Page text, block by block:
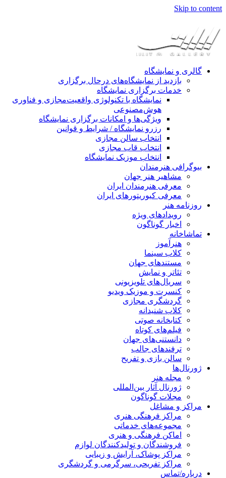
Skip to content
گالری و نمایشگاه
بازدید از نمایشگاه‌های درحال برگزاری
خدمات برگزاری نمایشگاه
نمایشگاه با تکنولوژی واقعیت‌مجازی و فناوری
هوش‌مصنوعی
ویژگی‌ها و امکانات برگزاری نمایشگاه
رزرو نمایشگاه / شرایط و قوانین
انتخاب سالن مجازی
انتخاب قاب مجازی
انتخاب موزیک نمایشگاه
بیوگرافی هنرمندان
مشاهیر هنر جهان
معرفی هنرمندان ایران
معرفی کیوریتورهای ایران
روزنامه هنر
رویدادهای ویژه
اخبار گوناگون
تماشاخانه
هنرآموز
کلاب سینما
مستندهای جهان
تئاتر و نمایش
سریال‌های تلویزیونی
کنسرت و موزیک ویدیو
گردشگری مجازی
کلاب شنیدانه
کتابخانه صوتی
فیلم‌های کوتاه
دانستنی‌های جهان
ترفندهای جالب
سالن بازی و تفریح
ژورنال‌ها
مجله هنر
ژورنال آثار بین‌المللی
مجلات گوناگون
مراکز و مشاغل
مراکز فرهنگی هنری
مجموعه‌های خدماتی
اماکن فرهنگی و هنری
فروشندگان و تولیدکنندگان لوازم
مراکز پوشاک، آرایش و زیبایی
مراکز تفریحی، سرگرمی و گردشگری
درباره/تماس